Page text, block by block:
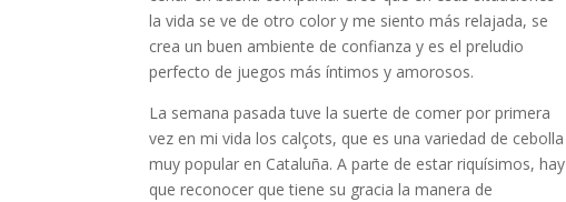
la vida se ve de otro color y me siento más relajada, se
crea un buen ambiente de confianza y es el preludio
perfecto de juegos más íntimos y amorosos.
La semana pasada tuve la suerte de comer por primera
vez en mi vida los calçots, que es una variedad de cebolla
muy popular en Cataluña. A parte de estar riquísimos, hay
que reconocer que tiene su gracia la manera de